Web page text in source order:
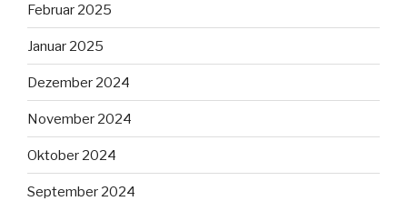
Februar 2025
Januar 2025
Dezember 2024
November 2024
Oktober 2024
September 2024